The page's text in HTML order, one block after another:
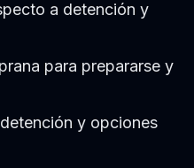
a detención y
para prepararse y
y opciones